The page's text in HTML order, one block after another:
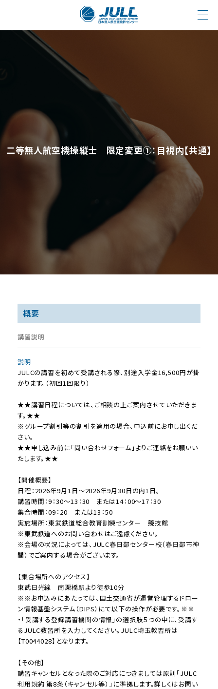
二等無人航空機操縦士 限定変更①：目視内【共通】
概要
講習説明
説明
JULCの講習を初めて受講される際、別途入学金16,500円が掛
かります。（初回1回限り）
★★講習日程については、ご相談の上ご案内させていただきま
す。★★
※グループ割引等の割引を適用の場合、申込前にお申し出くだ
さい。
★★申し込み前に「問い合わせフォーム」よりご連絡をお願いい
たします。★★
【開催概要】
日程：2026年9月1日～2026年9月30日の内1日。
講習時間：9：30～13：30 または14：00～17：30
集合時間：09：20 または13：50
実施場所：東武鉄道総合教育訓練センター 競技館
※東武鉄道へのお問い合わせはご遠慮ください。
※会場の状況によっては、JULC春日部センター校（春日部市神
間）でご案内する場合がございます。
【集合場所へのアクセス】
東武日光線 南栗橋駅より徒歩10分
※※お申込みにあたっては、国土交通省が運営管理するドロー
ン情報基盤システム（DIPS）にて以下の操作が必要です。※※
・「受講する登録講習機関の情報」の選択肢５つの中に、受講す
るJULC教習所を入力してください。JULC埼玉教習所は
【T0044028】となります。
【その他】
講習キャンセルとなった際のご対応につきましては原則「JULC
利用規約 第8条（キャンセル等）」に準拠します。詳しくはお問い